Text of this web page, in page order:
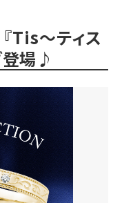
Tis～ティス
登場♪